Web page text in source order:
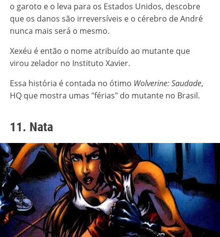
o garoto e o leva para os Estados Unidos, descobre
que os danos são irreversíveis e o cérebro de André
nunca mais será o mesmo.
Xexéu é então o nome atribuído ao mutante que
virou zelador no Instituto Xavier.
Essa história é contada no ótimo Wolverine: Saudade,
HQ que mostra umas "férias" do mutante no Brasil.
11. Nata